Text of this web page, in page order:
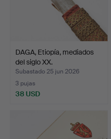
DAGA, Etiopía, mediados
del siglo XX.
Subastado 25 jun 2026
3 pujas
38 USD